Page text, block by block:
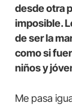
desde otra
imposible.
de ser la
como si
niños y
Me pasa